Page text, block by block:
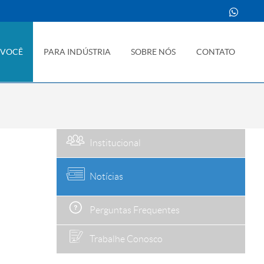
PARA INDÚSTRIA SOBRE NÓS CONTATO
Institucional
Notícias
Perguntas Frequentes
Trabalhe Conosco